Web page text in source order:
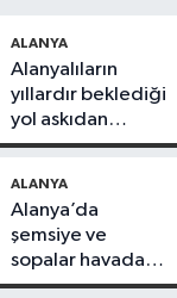
ALANYA
Alanyalıların
yıllardır beklediği
yol askıdan
döndü
ALANYA
Alanya’da
şemsiye ve
sopalar havada
uçuştu